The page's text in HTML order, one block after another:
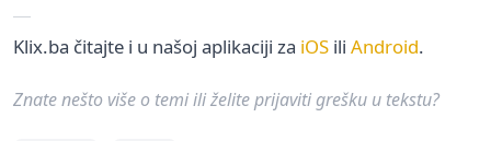
Klix.ba čitajte i u našoj aplikaciji za iOS ili Android.
Znate nešto više o temi ili želite prijaviti grešku u tekstu?